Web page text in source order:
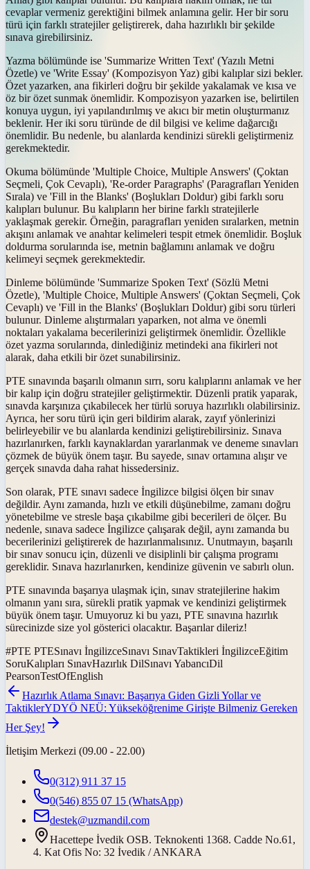
cevaplar vermeniz gerektiğini bilmek anlamına gelir. Her bir soru
türü için farklı stratejiler geliştirerek, daha hazırlıklı bir şekilde
sınava girebilirsiniz.
Yazma bölümünde ise 'Summarize Written Text' (Yazılı Metni
Özetle) ve 'Write Essay' (Kompozisyon Yaz) gibi kalıplar sizi bekler.
Özet yazarken, ana fikirleri doğru bir şekilde yakalamak ve kısa ve
öz bir özet sunmak önemlidir. Kompozisyon yazarken ise, belirtilen
konuya uygun, iyi yapılandırılmış ve akıcı bir metin oluşturmanız
beklenir. Her iki soru türünde de dil bilgisi ve kelime dağarcığı
önemlidir. Bu nedenle, bu alanlarda kendinizi sürekli geliştirmeniz
gerekmektedir.
Okuma bölümünde 'Multiple Choice, Multiple Answers' (Çoktan
Seçmeli, Çok Cevaplı), 'Re-order Paragraphs' (Paragrafları Yeniden
Sırala) ve 'Fill in the Blanks' (Boşlukları Doldur) gibi farklı soru
kalıpları bulunur. Bu kalıpların her birine farklı stratejilerle
yaklaşmak gerekir. Örneğin, paragrafları yeniden sıralarken, metnin
akışını anlamak ve anahtar kelimeleri tespit etmek önemlidir. Boşluk
doldurma sorularında ise, metnin bağlamını anlamak ve doğru
kelimeyi seçmek gerekmektedir.
Dinleme bölümünde 'Summarize Spoken Text' (Sözlü Metni
Özetle), 'Multiple Choice, Multiple Answers' (Çoktan Seçmeli, Çok
Cevaplı) ve 'Fill in the Blanks' (Boşlukları Doldur) gibi soru türleri
bulunur. Dinleme alıştırmaları yaparken, not alma ve önemli
noktaları yakalama becerilerinizi geliştirmek önemlidir. Özellikle
özet yazma sorularında, dinlediğiniz metindeki ana fikirleri not
alarak, daha etkili bir özet sunabilirsiniz.
PTE sınavında başarılı olmanın sırrı, soru kalıplarını anlamak ve her
bir kalıp için doğru stratejiler geliştirmektir. Düzenli pratik yaparak,
sınavda karşınıza çıkabilecek her türlü soruya hazırlıklı olabilirsiniz.
Ayrıca, her soru türü için geri bildirim alarak, zayıf yönlerinizi
belirleyebilir ve bu alanlarda kendinizi geliştirebilirsiniz. Sınava
hazırlanırken, farklı kaynaklardan yararlanmak ve deneme sınavları
çözmek de büyük önem taşır. Bu sayede, sınav ortamına alışır ve
gerçek sınavda daha rahat hissedersiniz.
Son olarak, PTE sınavı sadece İngilizce bilgisi ölçen bir sınav
değildir. Aynı zamanda, hızlı ve etkili düşünebilme, zamanı doğru
yönetebilme ve stresle başa çıkabilme gibi becerileri de ölçer. Bu
nedenle, sınava sadece İngilizce çalışarak değil, aynı zamanda bu
becerilerinizi geliştirerek de hazırlanmalısınız. Unutmayın, başarılı
bir sınav sonucu için, düzenli ve disiplinli bir çalışma programı
gereklidir. Sınava hazırlanırken, kendinize güvenin ve sabırlı olun.
PTE sınavında başarıya ulaşmak için, sınav stratejilerine hakim
olmanın yanı sıra, sürekli pratik yapmak ve kendinizi geliştirmek
büyük önem taşır. Umuyoruz ki bu yazı, PTE sınavına hazırlık
sürecinizde size yol gösterici olacaktır. Başarılar dileriz!
#PTE PTESınavı İngilizceSınavı SınavTaktikleri İngilizceEğitim
SoruKalıpları SınavHazırlık DilSınavı YabancıDil
PearsonTestOfEnglish
Hazırlık Atlama Sınavı: Başarıya Giden Gizli Yollar ve
TaktiklerYDYÖ NEÜ: Yükseköğrenime Girişte Bilmeniz Gereken
Her Şey!
İletişim Merkezi (09.00 - 22.00)
0(312) 911 37 15
0(546) 855 07 15 (WhatsApp)
destek@uzmandil.com
Hacettepe İvedik OSB. Teknokenti 1368. Cadde No.61,
4. Kat Ofis No: 32 İvedik / ANKARA